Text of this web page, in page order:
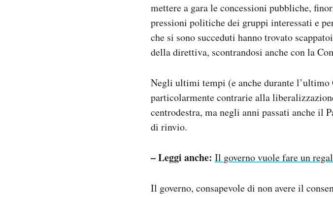
mettere a gara le concessioni pubbliche,
pressioni politiche dei gruppi interessati e
che si sono succeduti hanno trovato
della direttiva, scontrandosi anche con la
Negli ultimi tempi (e anche durante
particolarmente contrarie alla
centrodestra, ma negli anni passati anche il
di rinvio.
– Leggi anche: Il governo vuole fare un
Il governo, consapevole di non avere il